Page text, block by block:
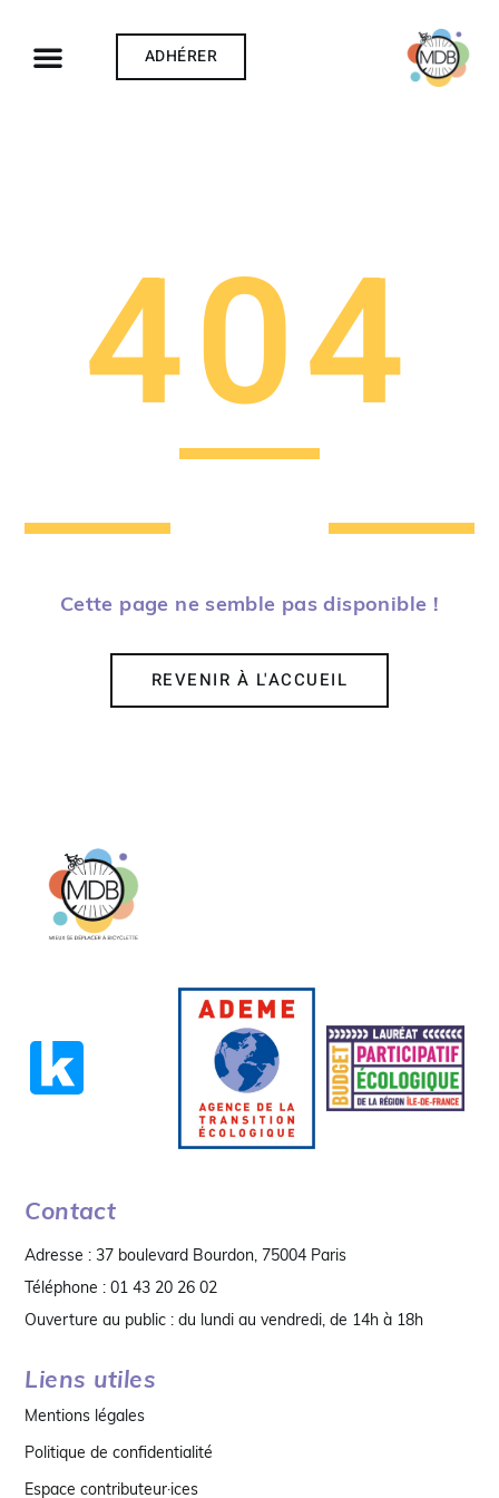
ADHÉRER
404
Cette page ne semble pas disponible !
REVENIR À L'ACCUEIL
Contact
Adresse : 37 boulevard Bourdon, 75004 Paris
Téléphone : 01 43 20 26 02
Ouverture au public : du lundi au vendredi, de 14h à 18h
Liens utiles
Mentions légales
Politique de confidentialité
Espace contributeur·ices